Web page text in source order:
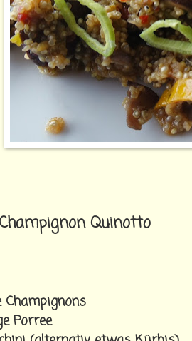
Quinotto
Porree